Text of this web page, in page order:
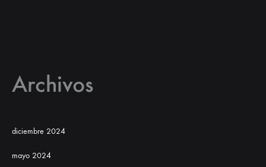
Archivos
diciembre 2024
mayo 2024